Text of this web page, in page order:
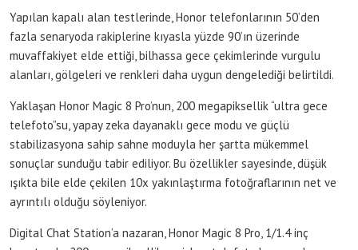
Yapılan kapalı alan testlerinde, Honor telefonlarının 50’den
fazla senaryoda rakiplerine kıyasla yüzde 90’ın üzerinde
muvaffakiyet elde ettiği, bilhassa gece çekimlerinde vurgulu
alanları, gölgeleri ve renkleri daha uygun dengelediği belirtildi.
Yaklaşan Honor Magic 8 Pro’nun, 200 megapiksellik “ultra gece
telefoto”su, yapay zeka dayanaklı gece modu ve güçlü
stabilizasyona sahip sahne moduyla her şartta mükemmel
sonuçlar sunduğu tabir ediliyor. Bu özellikler sayesinde, düşük
ışıkta bile elde çekilen 10x yakınlaştırma fotoğraflarının net ve
ayrıntılı olduğu söyleniyor.
Digital Chat Station’a nazaran, Honor Magic 8 Pro, 1/1.4 inç